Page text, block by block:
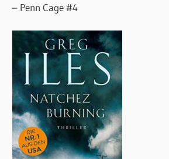
– Penn Cage #4